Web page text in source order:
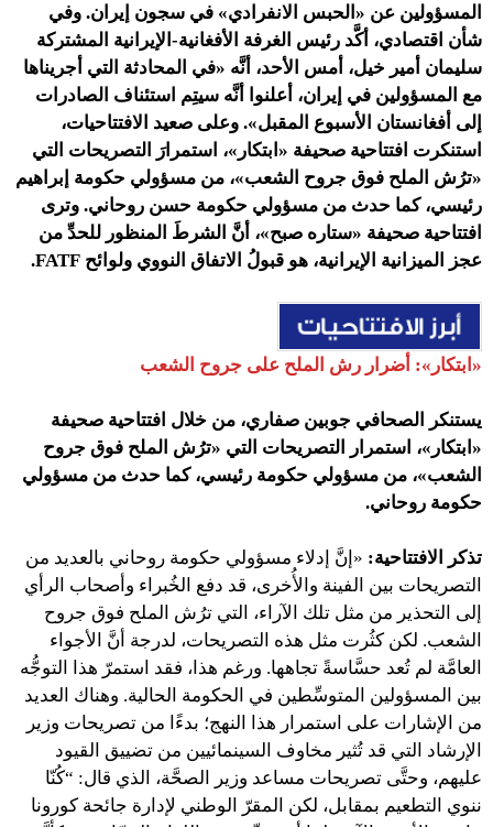
المسؤولين عن «الحبس الانفرادي» في سجون إيران. وفي
شأن اقتصادي، أكَّد رئيس الغرفة الأفغانية-الإيرانية المشتركة
سليمان أمير خيل، أمس الأحد، أنَّه «في المحادثة التي أجريناها
مع المسؤولين في إيران، أعلنوا أنَّه سيتِم استئناف الصادرات
إلى أفغانستان الأسبوع المقبل». وعلى صعيد الافتتاحيات،
استنكرت افتتاحية صحيفة «ابتكار»، استمرارَ التصريحات التي
«ترُش الملح فوق جروح الشعب»، من مسؤولي حكومة إبراهيم
رئيسي، كما حدث من مسؤولي حكومة حسن روحاني. وترى
افتتاحية صحيفة «ستاره صبح»، أنَّ الشرطَ المنظور للحدِّ من
عجز الميزانية الإيرانية، هو قبولُ الاتفاق النووي ولوائح FATF.
«ابتكار»: أضرار رش الملح على جروح الشعب
يستنكر الصحافي جوبين صفاري، من خلال افتتاحية صحيفة
«ابتكار»، استمرار التصريحات التي «ترُش الملح فوق جروح
الشعب»، من مسؤولي حكومة رئيسي، كما حدث من مسؤولي
حكومة روحاني.
تذكر الافتتاحية: «إنَّ إدلاء مسؤولي حكومة روحاني بالعديد من
التصريحات بين الفينة والأُخرى، قد دفع الخُبراء وأصحاب الرأي
إلى التحذير من مثل تلك الآراء، التي ترُش الملح فوق جروح
الشعب. لكن كثُرت مثل هذه التصريحات، لدرجة أنَّ الأجواء
العامَّة لم تُعد حسَّاسةً تجاهها. ورغم هذا، فقد استمرّ هذا التوجُّه
بين المسؤولين المتوسِّطين في الحكومة الحالية. وهناك العديد
من الإشارات على استمرار هذا النهج؛ بدءًا من تصريحات وزير
الإرشاد التي قد تُثير مخاوف السينمائيين من تضييق القيود
عليهم، وحتَّى تصريحات مساعد وزير الصحَّة، الذي قال: “كُنّا
ننوي التطعيم بمقابل، لكن المقرّ الوطني لإدارة جائحة كورونا